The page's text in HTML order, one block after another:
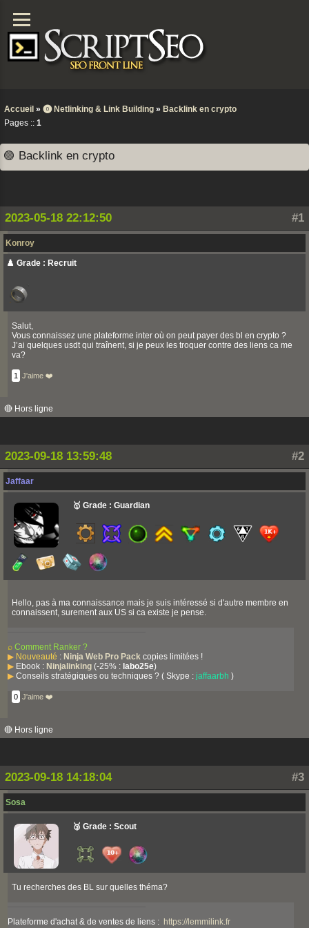
Accueil » ⓿ Netlinking & Link Building » Backlink en crypto
Pages :: 1
🟣 Backlink en crypto
#1
2023-05-18 22:12:50
Konroy
♟️ Grade : Recruit
Salut,
Vous connaissez une plateforme inter où on peut payer des bl en crypto ?
J’ai quelques usdt qui traînent, si je peux les troquer contre des liens ca me
va?
1 J'aime ❤️
🔴 Hors ligne
#2
2023-09-18 13:59:48
Jaffaar
🥇 Grade : Guardian
Hello, pas à ma connaissance mais je suis intéressé si d'autre membre en
connaissent, surement aux US si ca existe je pense.
⌕ Comment Ranker ?
▶ Nouveauté : Ninja Web Pro Pack copies limitées !
▶ Ebook : Ninjalinking (-25% : labo25e)
▶ Conseils stratégiques ou techniques ? ( Skype : jaffaarbh )
0 J'aime ❤️
🔴 Hors ligne
#3
2023-09-18 14:18:04
Sosa
🥉 Grade : Scout
Tu recherches des BL sur quelles théma?
Plateforme d'achat & de ventes de liens : https://lemmilink.fr